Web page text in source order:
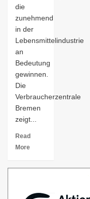
die
zunehmend
in der
Lebensmittelindustrie
an
Bedeutung
gewinnen.
Die
Verbraucherzentrale
Bremen
zeigt...
Read
More